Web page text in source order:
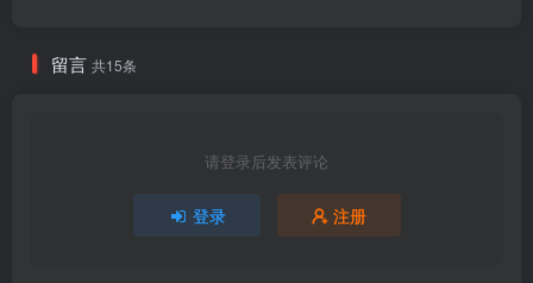
063.陆萱萱 – 内购无水印 灰色OL[90P／1.13GB]
062.陆萱萱 – 内购无水印 肉色连体衣[91P／1.15GB]
留言 共15条
请登录后发表评论
登录 注册